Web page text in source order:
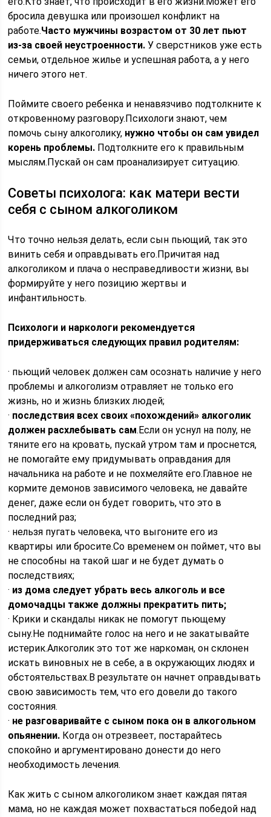
бросила девушка или произошел конфликт на
работе.Часто мужчины возрастом от 30 лет пьют
из-за своей неустроенности. У сверстников уже есть
семьи, отдельное жилье и успешная работа, а у него
ничего этого нет.
Поймите своего ребенка и ненавязчиво подтолкните к
откровенному разговору.Психологи знают, чем
помочь сыну алкоголику, нужно чтобы он сам увидел
корень проблемы. Подтолкните его к правильным
мыслям.Пускай он сам проанализирует ситуацию.
Советы психолога: как матери вести
себя с сыном алкоголиком
Что точно нельзя делать, если сын пьющий, так это
винить себя и оправдывать его.Причитая над
алкоголиком и плача о несправедливости жизни, вы
формируйте у него позицию жертвы и
инфантильность.
Психологи и наркологи рекомендуется
придерживаться следующих правил родителям:
· пьющий человек должен сам осознать наличие у него
проблемы и алкоголизм отравляет не только его
жизнь, но и жизнь близких людей;
· последствия всех своих «похождений» алкоголик
должен расхлебывать сам.Если он уснул на полу, не
тяните его на кровать, пускай утром там и проснется,
не помогайте ему придумывать оправдания для
начальника на работе и не похмеляйте его.Главное не
кормите демонов зависимого человека, не давайте
денег, даже если он будет говорить, что это в
последний раз;
· нельзя пугать человека, что выгоните его из
квартиры или бросите.Со временем он поймет, что вы
не способны на такой шаг и не будет думать о
последствиях;
· из дома следует убрать весь алкоголь и все
домочадцы также должны прекратить пить;
· Крики и скандалы никак не помогут пьющему
сыну.Не поднимайте голос на него и не закатывайте
истерик.Алкоголик это тот же наркоман, он склонен
искать виновных не в себе, а в окружающих людях и
обстоятельствах.В результате он начнет оправдывать
свою зависимость тем, что его довели до такого
состояния.
· не разговаривайте с сыном пока он в алкогольном
опьянении. Когда он отрезвеет, постарайтесь
спокойно и аргументировано донести до него
необходимость лечения.
Как жить с сыном алкоголиком знает каждая пятая
мама, но не каждая может похвастаться победой над